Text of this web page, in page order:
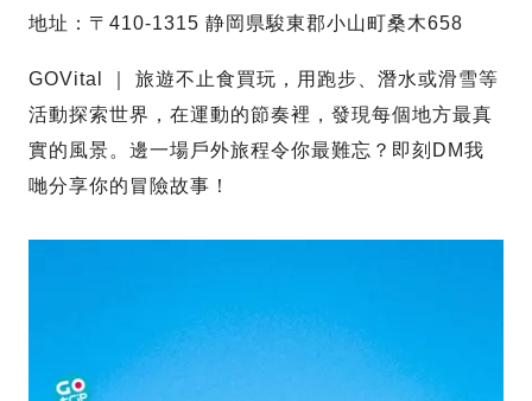
地址：〒410-1315 静岡県駿東郡小山町桑木658
GOVital ｜ 旅遊不止食買玩，用跑步、潛水或滑雪等
活動探索世界，在運動的節奏裡，發現每個地方最真
實的風景。邊一場戶外旅程令你最難忘？即刻DM我
哋分享你的冒險故事！